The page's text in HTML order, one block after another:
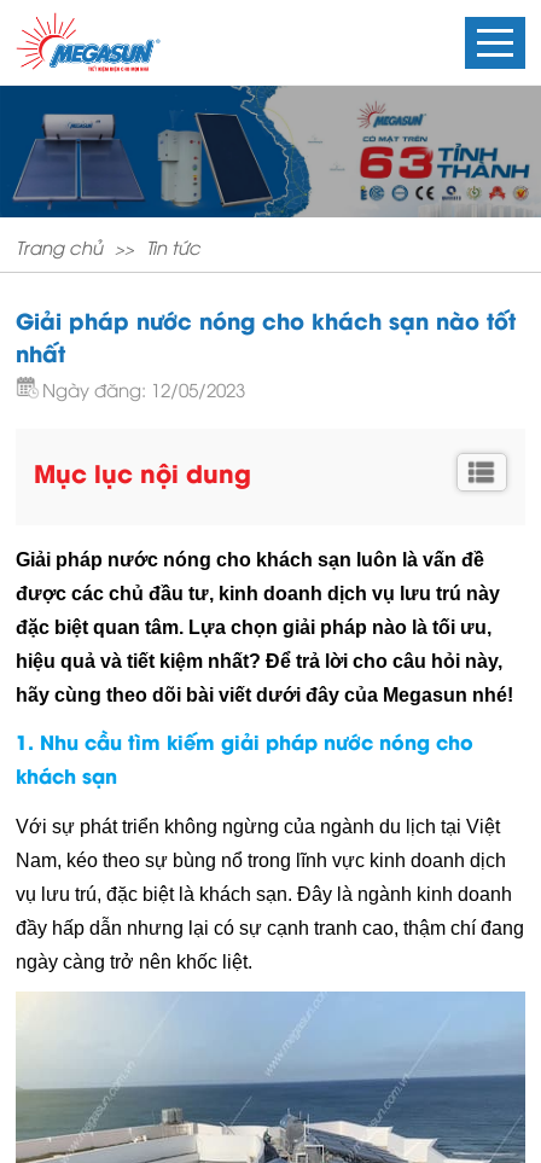
Trang chủ Tin tức
Giải pháp nước nóng cho khách sạn nào tốt
nhất
Ngày đăng: 12/05/2023
Mục lục nội dung
Giải pháp nước nóng cho khách sạn luôn là vấn đề
được các chủ đầu tư, kinh doanh dịch vụ lưu trú này
đặc biệt quan tâm. Lựa chọn giải pháp nào là tối ưu,
hiệu quả và tiết kiệm nhất? Để trả lời cho câu hỏi này,
hãy cùng theo dõi bài viết dưới đây của Megasun nhé!
1. Nhu cầu tìm kiếm giải pháp nước nóng cho
khách sạn
Với sự phát triển không ngừng của ngành du lịch tại Việt
Nam, kéo theo sự bùng nổ trong lĩnh vực kinh doanh dịch
vụ lưu trú, đặc biệt là khách sạn. Đây là ngành kinh doanh
đầy hấp dẫn nhưng lại có sự cạnh tranh cao, thậm chí đang
ngày càng trở nên khốc liệt.